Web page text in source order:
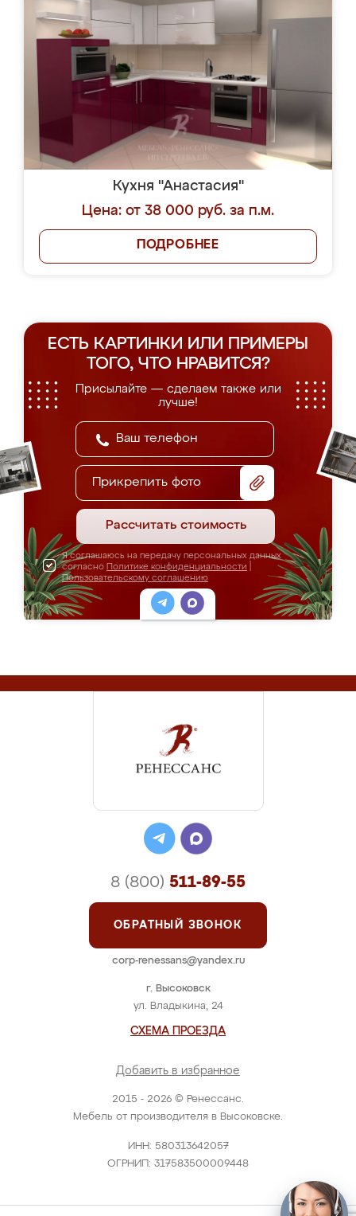
Кухня "Анастасия"
Цена: от 38 000 руб. за п.м.
ПОДРОБНЕЕ
ЕСТЬ КАРТИНКИ ИЛИ ПРИМЕРЫ
ТОГО, ЧТО НРАВИТСЯ?
Присылайте — сделаем также или
лучше!
Прикрепить фото
Рассчитать стоимость
Я соглашаюсь на передачу персональных данных
согласно Политике конфиденциальности
Пользовательскому соглашению
2015 - 2026 © Ренессанс.
Мебель от производителя в Высоковске.
ИНН: 580313642057
ОГРНИП: 317583500009448
г. Высоковск
ул. Владыкина, 24
СХЕМА ПРОЕЗДА
Добавить в избранное
8 (800) 511-89-55
ОБРАТНЫЙ ЗВОНОК
corp-renessans@yandex.ru